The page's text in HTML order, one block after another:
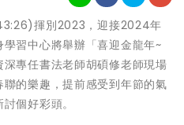
揮別2023，迎接2024年
習中心將舉辦「喜迎金龍年~
專任書法老師胡碩修老師現場
的樂趣，提前感受到年節的氣
個好彩頭。